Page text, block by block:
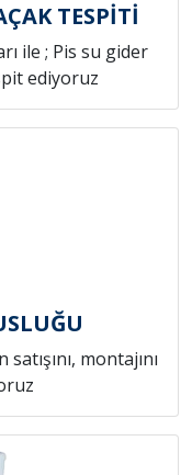
TESPİTİ
ile ; Pis su gider
ediyoruz
montajını